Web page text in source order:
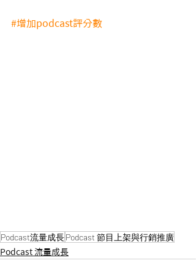
#增加podcast評分數
Podcast流量成長Podcast 節目上架與行銷推廣
Podcast 流量成長